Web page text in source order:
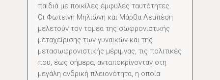
παιδιά με ποικίλες έμφυλες ταυτότητες.
Οι Φωτεινή Μηλιώνη και Μάρθα Λεμπέση
μελετούν τον τομέα της σωφρονιστικής
μεταχείρισης των γυναικών και της
μετασωφρονιστικής μέριμνας, τις πολιτικές
που, έως σήμερα, ανταποκρίνονταν στη
μεγάλη ανδρική πλειονότητα, η οποία